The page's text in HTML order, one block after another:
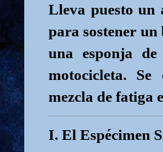
Lleva puesto un
para sostener
una esponja
motocicleta.
mezcla de fatiga
I. El Espécimen